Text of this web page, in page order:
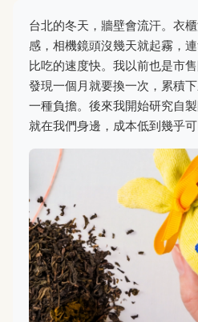
台北的冬天，牆壁會流汗。衣
感，相機鏡頭沒幾天就起霧，
比吃的速度快。我以前也是市
發現一個月就要換一次，累積
一種負擔。後來我開始研究自
就在我們身邊，成本低到幾乎